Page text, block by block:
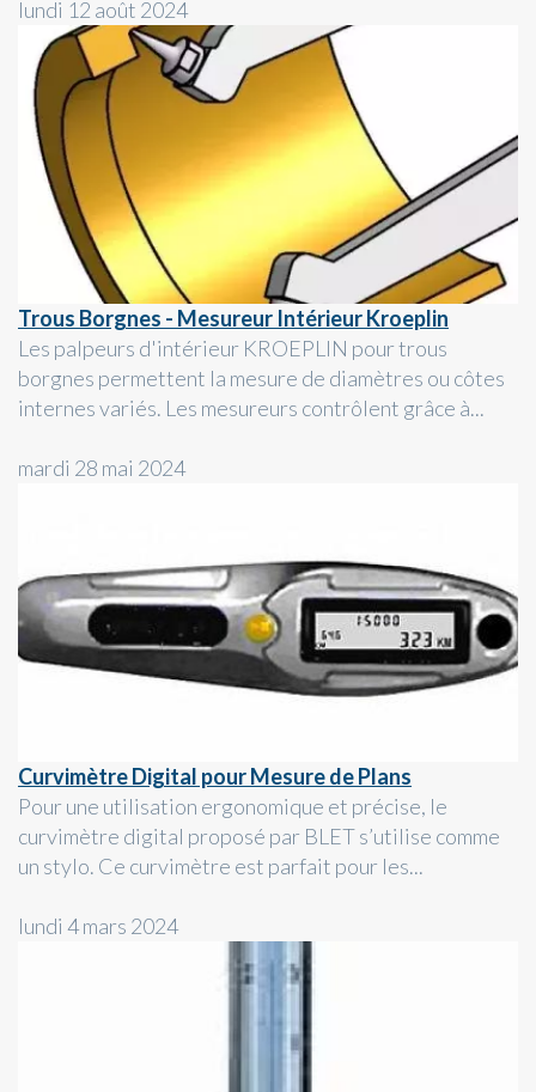
lundi 12 août 2024
Trous Borgnes - Mesureur Intérieur Kroeplin
Les palpeurs d'intérieur KROEPLIN pour trous
borgnes permettent la mesure de diamètres ou côtes
internes variés. Les mesureurs contrôlent grâce à...
mardi 28 mai 2024
Curvimètre Digital pour Mesure de Plans
Pour une utilisation ergonomique et précise, le
curvimètre digital proposé par BLET s’utilise comme
un stylo. Ce curvimètre est parfait pour les...
lundi 4 mars 2024